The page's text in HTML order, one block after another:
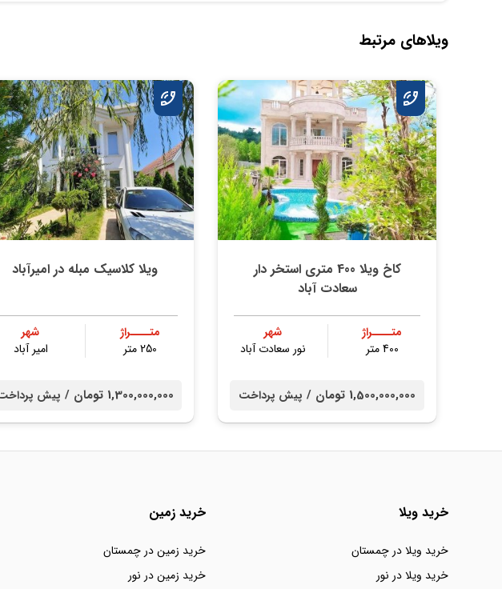
ویلاهای مرتبط
کاخ ویلا 400 متری استخر دار
سعادت آباد
متــــراژ
400 متر
شهر
نور سعادت آباد
1,500,000,000 تومان / پیش پرداخت
ویلا کلاسیک مبله در امیرآباد
متــــراژ
250 متر
شهر
امیر آباد
1,300,000,000 تومان / پیش
خرید ویلا
خرید ویلا در چمستان
خرید ویلا در نور
خرید زمین
خرید زمین در چمستان
خرید زمین در نور